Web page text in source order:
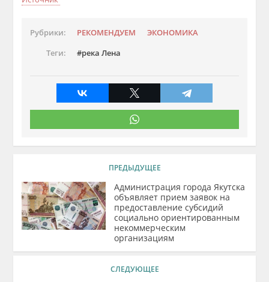
Рубрики: РЕКОМЕНДУЕМ
ЭКОНОМИКА
Теги:
река Лена
ПРЕДЫДУЩЕЕ
Администрация города Якутска
объявляет прием заявок на
предоставление субсидий
социально ориентированным
некоммерческим
организациям
СЛЕДУЮЩЕЕ